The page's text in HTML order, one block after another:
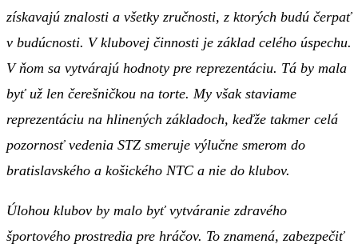
získavajú znalosti a všetky zručnosti, z ktorých budú čerpať
v budúcnosti. V klubovej činnosti je základ celého úspechu.
V ňom sa vytvárajú hodnoty pre reprezentáciu. Tá by mala
byť už len čerešničkou na torte. My však staviame
reprezentáciu na hlinených základoch, keďže takmer celá
pozornosť vedenia STZ smeruje výlučne smerom do
bratislavského a košického NTC a nie do klubov.
Úlohou klubov by malo byť vytváranie zdravého
športového prostredia pre hráčov. To znamená, zabezpečiť